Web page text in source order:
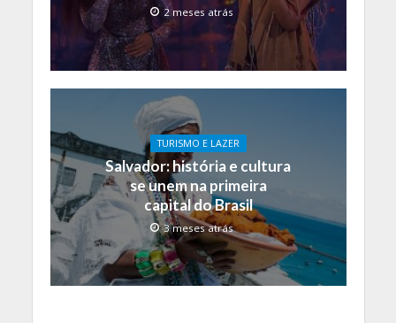
2 meses atrás
TURISMO E LAZER
Salvador: história e cultura
se unem na primeira
capital do Brasil
3 meses atrás